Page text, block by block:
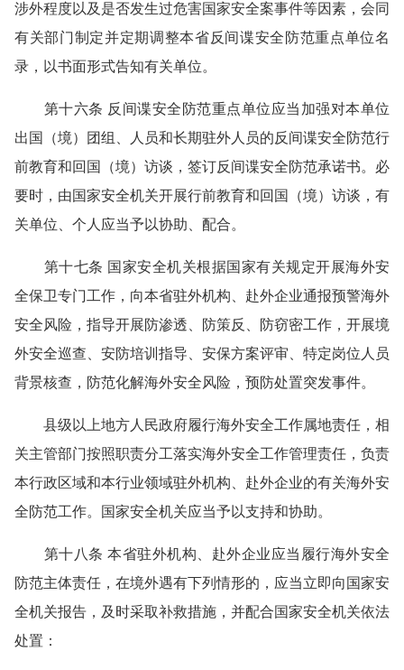
涉外程度以及是否发生过危害国家安全案事件等因素，会同
有关部门制定并定期调整本省反间谍安全防范重点单位名
录，以书面形式告知有关单位。
第十六条 反间谍安全防范重点单位应当加强对本单位
出国（境）团组、人员和长期驻外人员的反间谍安全防范行
前教育和回国（境）访谈，签订反间谍安全防范承诺书。必
要时，由国家安全机关开展行前教育和回国（境）访谈，有
关单位、个人应当予以协助、配合。
第十七条 国家安全机关根据国家有关规定开展海外安
全保卫专门工作，向本省驻外机构、赴外企业通报预警海外
安全风险，指导开展防渗透、防策反、防窃密工作，开展境
外安全巡查、安防培训指导、安保方案评审、特定岗位人员
背景核查，防范化解海外安全风险，预防处置突发事件。
县级以上地方人民政府履行海外安全工作属地责任，相
关主管部门按照职责分工落实海外安全工作管理责任，负责
本行政区域和本行业领域驻外机构、赴外企业的有关海外安
全防范工作。国家安全机关应当予以支持和协助。
第十八条 本省驻外机构、赴外企业应当履行海外安全
防范主体责任，在境外遇有下列情形的，应当立即向国家安
全机关报告，及时采取补救措施，并配合国家安全机关依法
处置：